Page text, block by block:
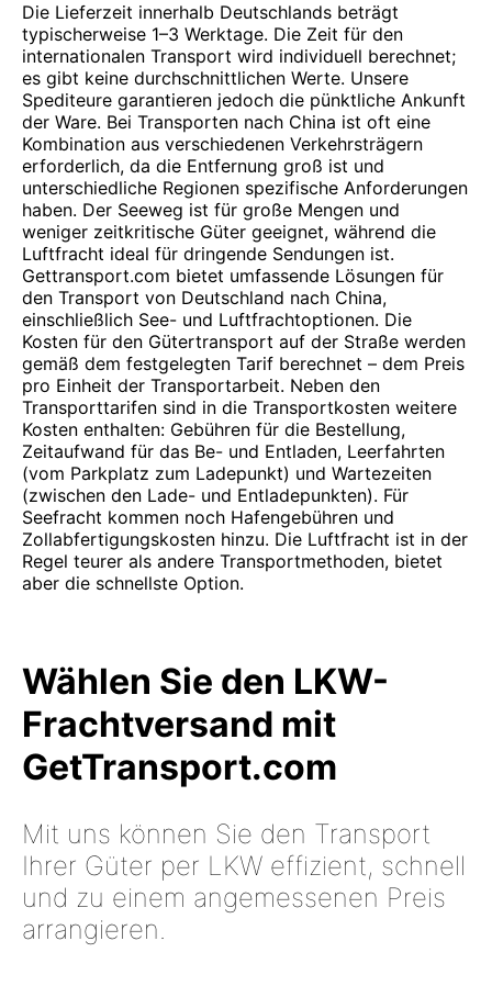
Die Lieferzeit innerhalb Deutschlands beträgt
typischerweise 1–3 Werktage. Die Zeit für den
internationalen Transport wird individuell berechnet;
es gibt keine durchschnittlichen Werte. Unsere
Spediteure garantieren jedoch die pünktliche Ankunft
der Ware. Bei Transporten nach China ist oft eine
Kombination aus verschiedenen Verkehrsträgern
erforderlich, da die Entfernung groß ist und
unterschiedliche Regionen spezifische Anforderungen
haben. Der Seeweg ist für große Mengen und
weniger zeitkritische Güter geeignet, während die
Luftfracht ideal für dringende Sendungen ist.
Gettransport.com bietet umfassende Lösungen für
den Transport von Deutschland nach China,
einschließlich See- und Luftfrachtoptionen. Die
Kosten für den Gütertransport auf der Straße werden
gemäß dem festgelegten Tarif berechnet – dem Preis
pro Einheit der Transportarbeit. Neben den
Transporttarifen sind in die Transportkosten weitere
Kosten enthalten: Gebühren für die Bestellung,
Zeitaufwand für das Be- und Entladen, Leerfahrten
(vom Parkplatz zum Ladepunkt) und Wartezeiten
(zwischen den Lade- und Entladepunkten). Für
Seefracht kommen noch Hafengebühren und
Zollabfertigungskosten hinzu. Die Luftfracht ist in der
Regel teurer als andere Transportmethoden, bietet
aber die schnellste Option.
Wählen Sie den LKW-
Frachtversand mit
GetTransport.com
Mit uns können Sie den Transport
Ihrer Güter per LKW effizient, schnell
und zu einem angemessenen Preis
arrangieren.